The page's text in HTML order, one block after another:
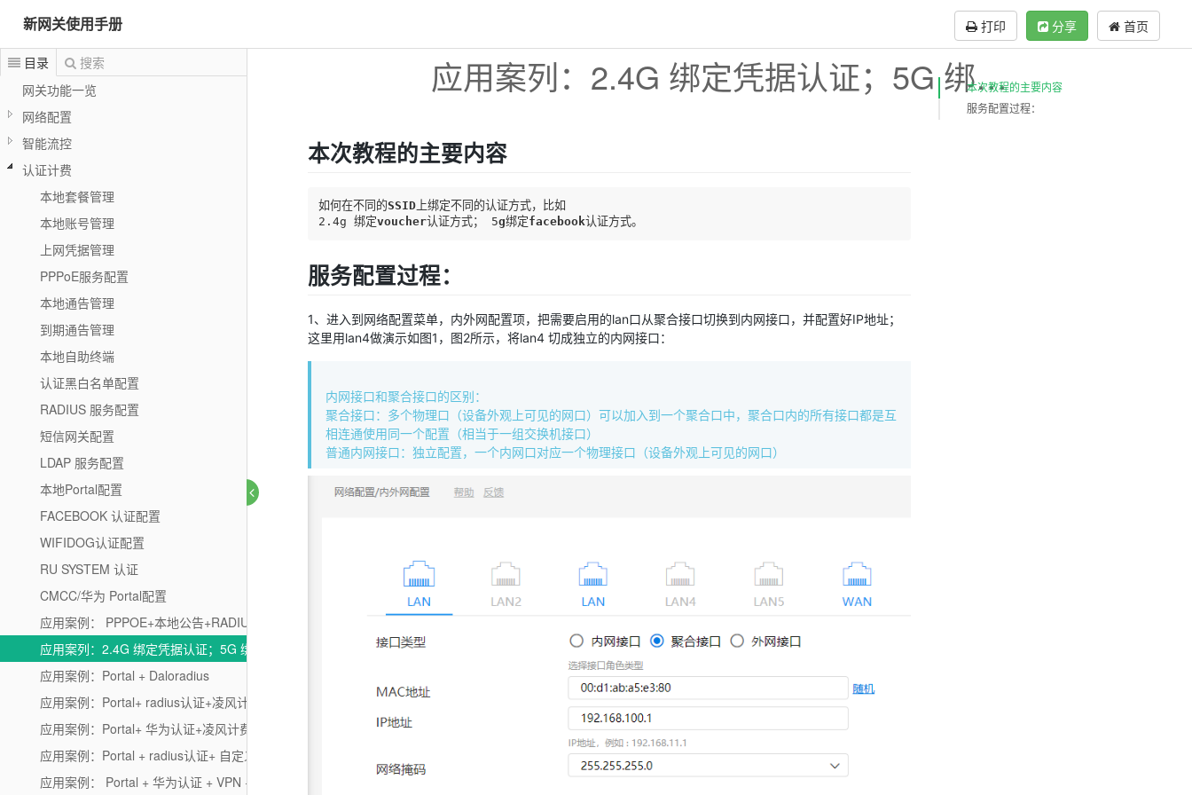
新网关使用手册 打印 首页
分享
目录
搜索
网关功能一览
网络配置
智能流控
认证计费
本地套餐管理
本地账号管理
上网凭据管理
PPPoE服务配置
本地通告管理
到期通告管理
本地自助终端
认证黑白名单配置
RADIUS 服务配置
短信网关配置
LDAP 服务配置
本地Portal配置
FACEBOOK 认证配置
WIFIDOG认证配置
RU SYSTEM 认证
CMCC/华为 Portal配置
应用案例： PPPOE+本地公告+RADIUS认证
应用案列：2.4G 绑定凭据认证；5G 绑定Facebook认证
应用案例：Portal + Daloradius
应用案例：Portal+ radius认证+凌风计费
应用案例：Portal+ 华为认证+凌风计费
应用案例：Portal + radius认证+ 自定义模板
应用案例： Portal + 华为认证 + VPN + 凌风计费
应用案列：2.4G 绑定凭据认证；5G 绑定Facebook认证
本次教程的主要内容
服务配置过程：
本次教程的主要内容
如何在不同的SSID上绑定不同的认证方式，比如
2 .4g 绑定voucher认证方式； 5g绑定facebook认证方式。
服务配置过程：
1、进入到网络配置菜单，内外网配置项，把需要启用的lan口从聚合接口切换到内网接口，并配置好IP地址；
这里用lan4做演示如图1，图2所示，将lan4 切成独立的内网接口：
内网接口和聚合接口的区别：
聚合接口：多个物理口（设备外观上可见的网口）可以加入到一个聚合口中，聚合口内的所有接口都是互
相连通使用同一个配置（相当于一组交换机接口）
普通内网接口：独立配置，一个内网口对应一个物理接口（设备外观上可见的网口）